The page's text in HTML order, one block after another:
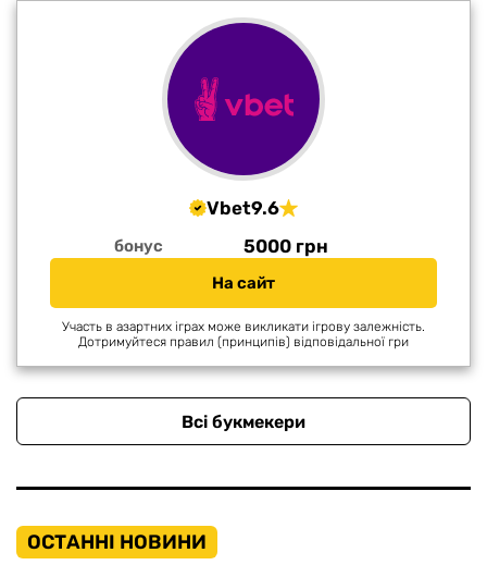
Vbet9.6
бонус 5000 грн
На сайт
Участь в азартних іграх може викликати ігрову залежність.
Дотримуйтеся правил (принципів) відповідальної гри
Всі букмекери
ОСТАННІ НОВИНИ